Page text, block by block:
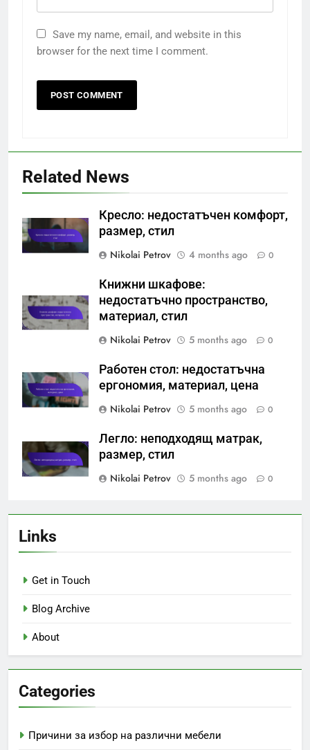
Save my name, email, and website in this
browser for the next time I comment.
Related News
Кресло: недостатъчен комфорт,
размер, стил
Nikolai Petrov
4 months ago 0
Книжни шкафове:
недостатъчно пространство,
материал, стил
Nikolai Petrov
5 months ago 0
Работен стол: недостатъчна
ергономия, материал, цена
Nikolai Petrov
5 months ago 0
Легло: неподходящ матрак,
размер, стил
Nikolai Petrov
5 months ago 0
Links
Get in Touch
Blog Archive
About
Categories
Причини за избор на различни мебели